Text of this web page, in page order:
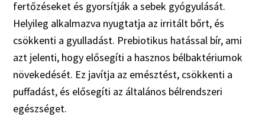
fertőzéseket és gyorsítják a sebek gyógyulását.
Helyileg alkalmazva nyugtatja az irritált bőrt, és
csökkenti a gyulladást. Prebiotikus hatással bír, ami
azt jelenti, hogy elősegíti a hasznos bélbaktériumok
növekedését. Ez javítja az emésztést, csökkenti a
puffadást, és elősegíti az általános bélrendszeri
egészséget.